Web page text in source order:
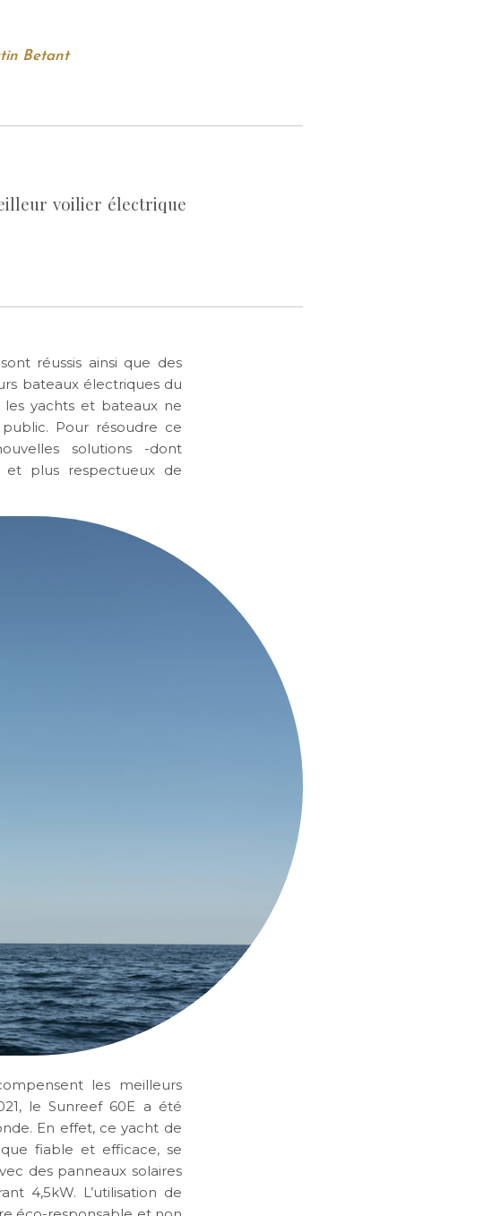
Betant
voilier électrique
réussis ainsi que des
bateaux électriques du
les yachts et bateaux ne
Pour résoudre ce
solutions -dont
et plus respectueux de
les meilleurs
le Sunreef 60E a été
En effet, ce yacht de
fiable et efficace, se
des panneaux solaires
4,5kW. L’utilisation de